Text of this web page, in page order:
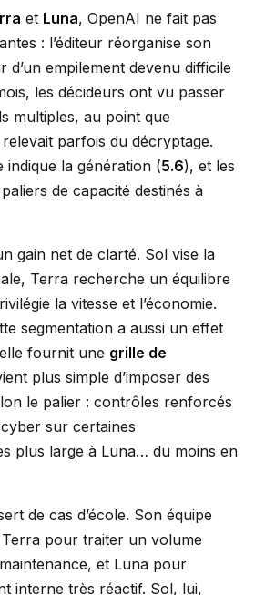
et Luna, OpenAI ne fait pas
: l’éditeur réorganise son
empilement devenu difficile
les décideurs ont vu passer
multiples, au point que
parfois du décryptage.
indique la génération (5.6), et les
de capacité destinés à
gain net de clarté. Sol vise la
Terra recherche un équilibre
la vitesse et l’économie.
segmentation a aussi un effet
fournit une grille de
plus simple d’imposer des
le palier : contrôles renforcés
sur certaines
plus large à Luna… du moins en
de cas d’école. Son équipe
pour traiter un volume
et Luna pour
interne très réactif. Sol, lui,